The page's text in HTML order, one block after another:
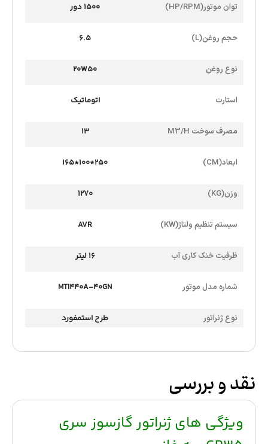
توان موتور(HP/RPM) 1500 دور
حجم روغن(L) 6.5
نوع روغن 20W50
استارت اتوماتیک
مصرف سوخت M3/H 13
ابعاد(CM) 250*100*165
وزن(KG) 1270
سیستم تنظیم ولتاژ(KW) AVR
ظرفیت خنک کاری آب 16 لیتر
شماره مدل موتور MTI440A-40GN
نوع ژنراتور طرح استمفورد
نقد و بررسی
ویژگی های ژنراتور گازسوز سری